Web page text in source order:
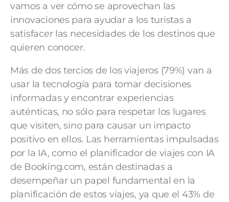
vamos a ver cómo se aprovechan las
innovaciones para ayudar a los turistas a
satisfacer las necesidades de los destinos que
quieren conocer.
Más de dos tercios de los viajeros (79%) van a
usar la tecnología para tomar decisiones
informadas y encontrar experiencias
auténticas, no sólo para respetar los lugares
que visiten, sino para causar un impacto
positivo en ellos. Las herramientas impulsadas
por la IA, como el planificador de viajes con IA
de Booking.com, están destinadas a
desempeñar un papel fundamental en la
planificación de estos viajes, ya que el 43% de